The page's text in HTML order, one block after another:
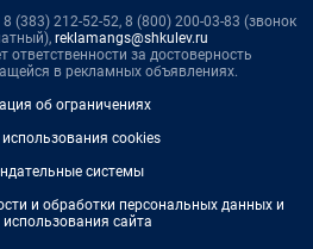
(383) 212-52-52, 8 (800) 200-03-83 (звонок
reklamangs@shkulev.ru
ответственности за достоверность
в рекламных объявлениях.
об ограничениях
cookies
системы
и обработки персональных данных и
сайта